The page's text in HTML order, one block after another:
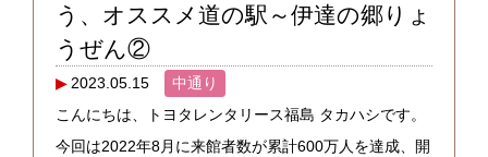
う、オススメ道の駅～伊達の郷りょ
うぜん②
2023.05.15
中通り
こんにちは、トヨタレンタリース福島 タカハシです。
今回は2022年8月に来館者数が累計600万人を達成、開